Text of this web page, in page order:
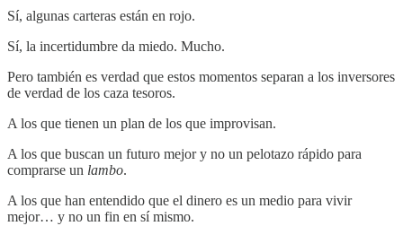
Sí, algunas carteras están en rojo.
Sí, la incertidumbre da miedo. Mucho.
Pero también es verdad que estos momentos separan a los inversores
de verdad de los caza tesoros.
A los que tienen un plan de los que improvisan.
A los que buscan un futuro mejor y no un pelotazo rápido para
comprarse un lambo.
A los que han entendido que el dinero es un medio para vivir
mejor… y no un fin en sí mismo.